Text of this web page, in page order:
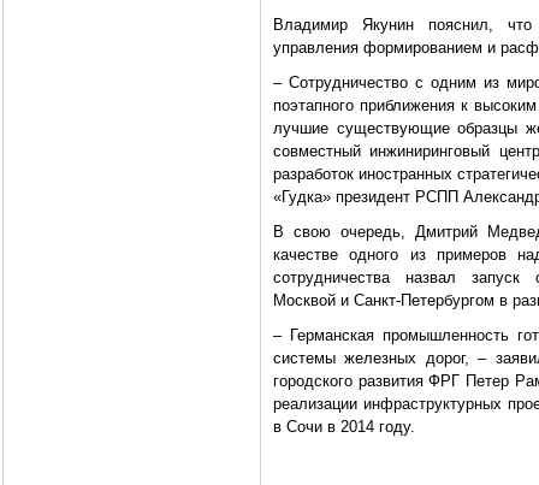
Владимир Якунин пояснил, что
управления формированием и
– Сотрудничество с одним из
поэтапного приближения к
лучшие существующие образцы
совместный инжиниринговый
разработок иностранных
«Гудка» президент РСПП
В свою очередь, Дмитрий
качестве одного из примеров
сотрудничества назвал запуск
Москвой и Санкт-Петербургом в
– Германская промышленность
системы железных дорог, –
городского развития ФРГ Петер
реализации инфраструктурных
в Сочи в 2014 году.